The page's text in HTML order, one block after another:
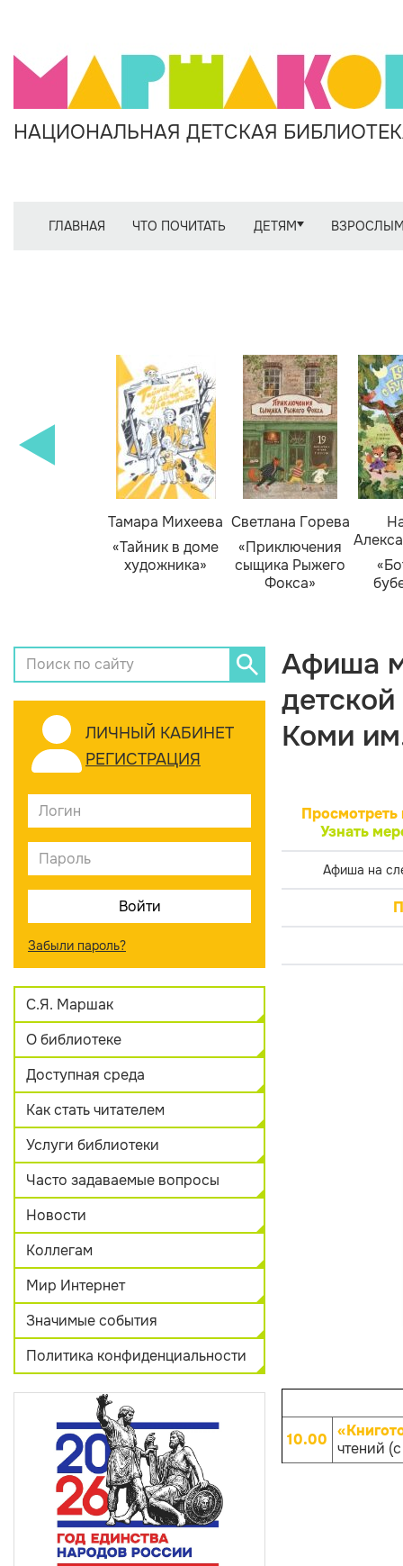
НАЦИОНАЛЬНАЯ ДЕТСКАЯ
ГЛАВНАЯ ЧТО ПОЧИТАТЬ ДЕТЯМ
Тамара Михеева
«Тайник в доме
художника»
Светлана Горева
«Приключения
сыщика Рыжего
Фокса»
ЛИЧНЫЙ КАБИНЕТ
РЕГИСТРАЦИЯ
Забыли пароль?
С.Я. Маршак
О библиотеке
Доступная среда
Как стать читателем
Услуги библиотеки
Часто задаваемые вопросы
Новости
Коллегам
Мир Интернет
Значимые события
Политика конфиденциальности
Афиша
Коми
Просмотреть
Узнать
Афиша на
10.00 чтений